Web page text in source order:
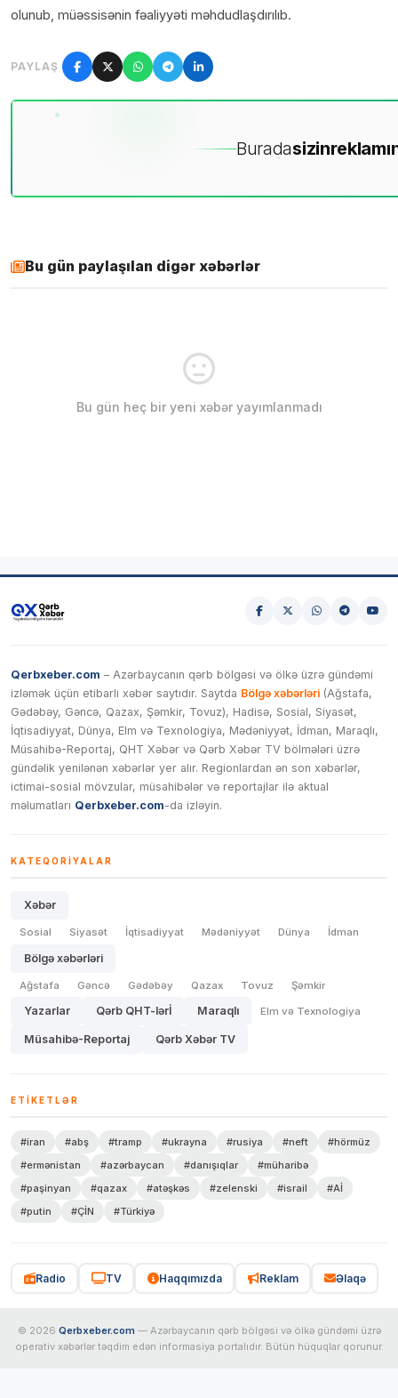
olunub, müəssisənin fəaliyyəti məhdudlaşdırılıb.
PAYLAŞ
Buradasizin
Bu gün paylaşılan digər xəbərlər
Bu gün heç bir yeni xəbər yayımlanmadı
Qerbxeber.com – Azərbaycanın qərb bölgəsi və ölkə üzrə gündəmi
izləmək üçün etibarlı xəbər saytıdır. Saytda Bölgə xəbərləri (Ağstafa,
Gədəbəy, Gəncə, Qazax, Şəmkir, Tovuz), Hadisə, Sosial, Siyasət,
İqtisadiyyat, Dünya, Elm və Texnologiya, Mədəniyyət, İdman, Maraqlı,
Müsahibə-Reportaj, QHT Xəbər və Qərb Xəbər TV bölmələri üzrə
gündəlik yenilənən xəbərlər yer alır. Regionlardan ən son xəbərlər,
ictimai-sosial mövzular, müsahibələr və reportajlar ilə aktual
məlumatları Qerbxeber.com-da izləyin.
KATEQORIYALAR
Xəbər
Sosial Siyasət İqtisadiyyat Mədəniyyət Dünya İdman
Bölgə xəbərləri
Ağstafa Gəncə Gədəbəy Qazax Tovuz Şəmkir
Yazarlar Qərb QHT-lərİ Maraqlı Elm və Texnologiya
Müsahibə-Reportaj Qərb Xəbər TV
ETIKETLƏR
#iran #abş #tramp #ukrayna #rusiya #neft
#hörmüz
#ermənistan
#azərbaycan #danışıqlar
#müharibə
#paşinyan
#qazax #atəşkəs #zelenski #israil
#Aİ
#putin
#ÇİN #Türkiyə
Radio TV Haqqımızda Reklam Əlaqə
© 2026 Qerbxeber.com — Azərbaycanın qərb bölgəsi və ölkə gündəmi üzrə
operativ xəbərlər təqdim edən informasiya portalıdır. Bütün hüquqlar qorunur.